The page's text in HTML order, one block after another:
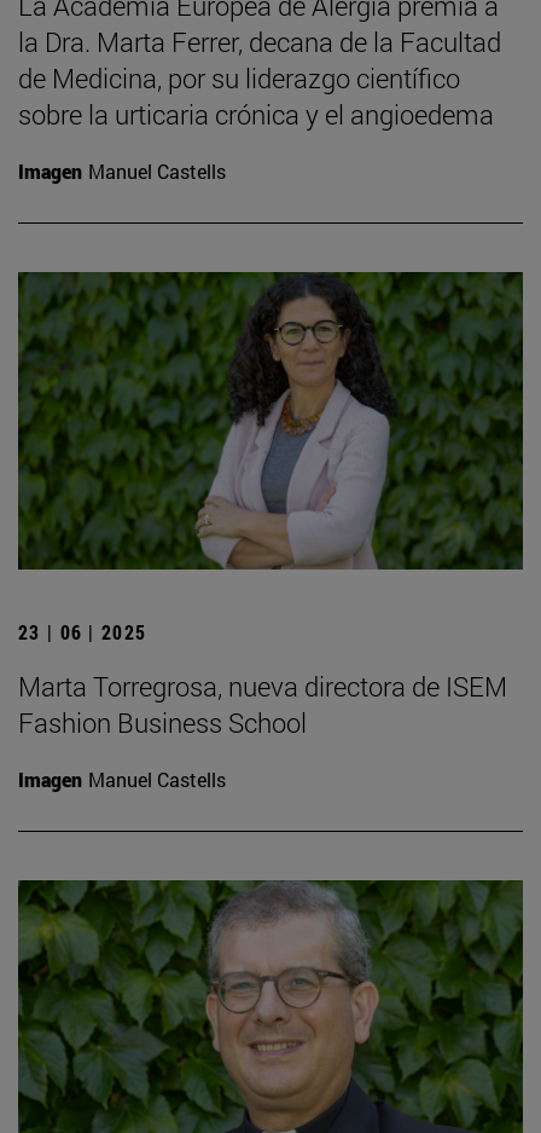
la Dra. Marta Ferrer, decana de la Facultad
de Medicina, por su liderazgo científico
sobre la urticaria crónica y el angioedema
Imagen Manuel Castells
23 | 06 | 2025
Marta Torregrosa, nueva directora de ISEM
Fashion Business School
Imagen Manuel Castells